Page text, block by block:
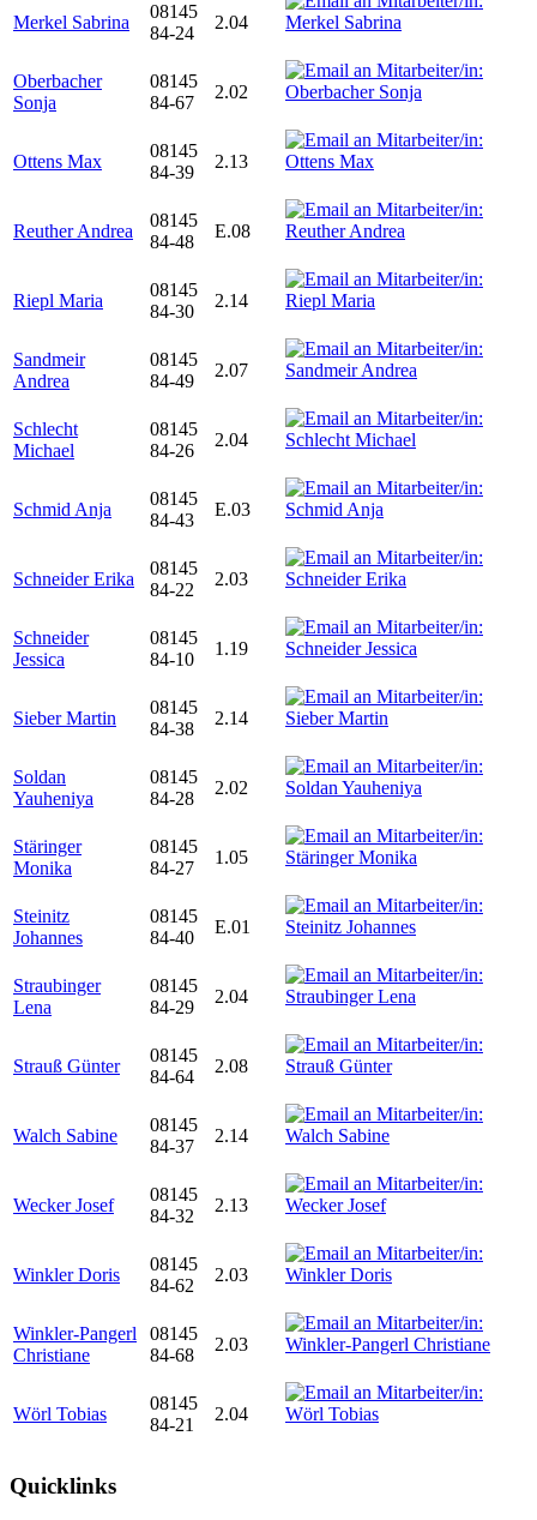
Merkel Sabrina
08145
84-24
2.04
Oberbacher
Sonja
08145
84-67
2.02
Ottens Max
08145
84-39
2.13
Reuther Andrea
08145
84-48
E.08
Riepl Maria
08145
84-30
2.14
Sandmeir
Andrea
08145
84-49
2.07
Schlecht
Michael
08145
84-26
2.04
Schmid Anja
08145
84-43
E.03
Schneider Erika
08145
84-22
2.03
Schneider
Jessica
08145
84-10
1.19
Sieber Martin
08145
84-38
2.14
Soldan
Yauheniya
08145
84-28
2.02
Stäringer
Monika
08145
84-27
1.05
Steinitz
Johannes
08145
84-40
E.01
Straubinger
Lena
08145
84-29
2.04
Strauß Günter
08145
84-64
2.08
Walch Sabine
08145
84-37
2.14
Wecker Josef
08145
84-32
2.13
Winkler Doris
08145
84-62
2.03
Winkler-Pangerl
Christiane
08145
84-68
2.03
Wörl Tobias
08145
84-21
2.04
Quicklinks